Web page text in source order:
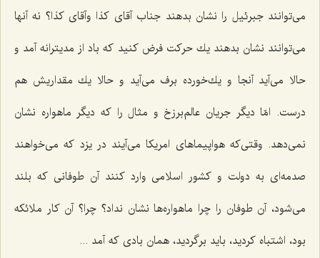
می‌توانند جبرئیل را نشان بدهند جناب آقای كذا وآقای كذا؟ نه آنها
می‌توانند نشان بدهند یك حركت فرض كنید كه باد از مدیترانه آمد و
حالا می‌آید آنجا و یك‌خورده برف می‌آید و حالا یك مقداریش هم
درست. امّا دیگر جریان عالم‌برزخ و مثال را كه دیگر ماهواره نشان
نمی‌دهد. وقتی‌كه هواپیماهای امریكا می‌آیند در یزد كه می‌خواهند
صدمه‌ای به دولت و كشور اسلامی وارد كنند آن طوفانی كه بلند
می‌شود، آن طوفان را چرا ماهواره‌ها نشان نداد؟ چرا؟ آن كار ملائكه
بود، اشتباه كردید، باید برگردید، همان بادی كه آمد ...